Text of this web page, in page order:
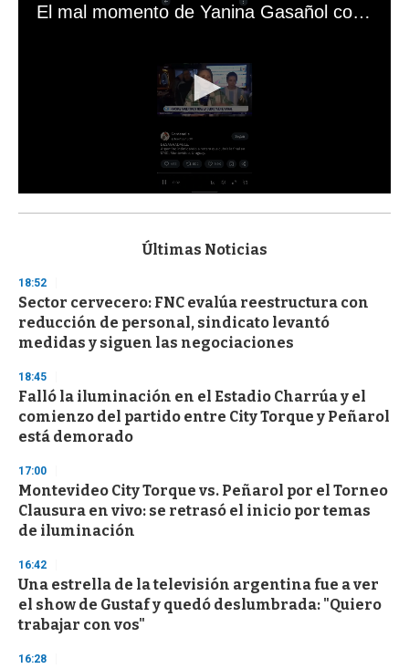
El mal momento de Yanina Gasañol con un hincha argentino en "Subrayado"
s
d
s
o
f
3
s
e
c
o
n
s
Últimas Noticias
18:52
Sector cervecero: FNC evalúa reestructura con
reducción de personal, sindicato levantó
medidas y siguen las negociaciones
18:45
Falló la iluminación en el Estadio Charrúa y el
comienzo del partido entre City Torque y Peñarol
está demorado
17:00
Montevideo City Torque vs. Peñarol por el Torneo
Clausura en vivo: se retrasó el inicio por temas
de iluminación
16:42
Una estrella de la televisión argentina fue a ver
el show de Gustaf y quedó deslumbrada: "Quiero
trabajar con vos"
16:28